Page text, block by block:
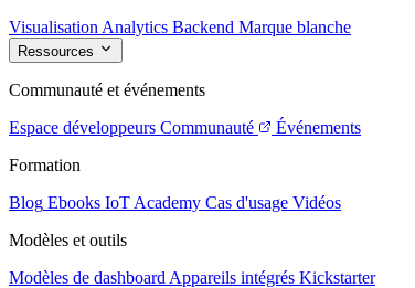
Visualisation Analytics Backend Marque blanche
Ressources
Communauté et événements
Espace développeurs Communauté
Événements
Formation
Blog Ebooks IoT Academy Cas d'usage Vidéos
Modèles et outils
Modèles de dashboard Appareils intégrés Kickstarter